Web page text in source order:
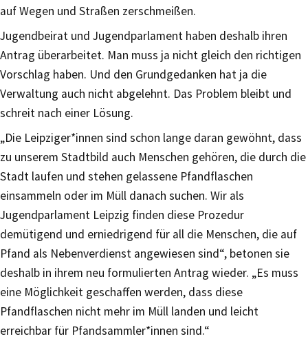
auf Wegen und Straßen zerschmeißen.
Jugendbeirat und Jugendparlament haben deshalb ihren
Antrag überarbeitet. Man muss ja nicht gleich den richtigen
Vorschlag haben. Und den Grundgedanken hat ja die
Verwaltung auch nicht abgelehnt. Das Problem bleibt und
schreit nach einer Lösung.
„Die Leipziger*innen sind schon lange daran gewöhnt, dass
zu unserem Stadtbild auch Menschen gehören, die durch die
Stadt laufen und stehen gelassene Pfandflaschen
einsammeln oder im Müll danach suchen. Wir als
Jugendparlament Leipzig finden diese Prozedur
demütigend und erniedrigend für all die Menschen, die auf
Pfand als Nebenverdienst angewiesen sind“, betonen sie
deshalb in ihrem neu formulierten Antrag wieder. „Es muss
eine Möglichkeit geschaffen werden, dass diese
Pfandflaschen nicht mehr im Müll landen und leicht
erreichbar für Pfandsammler*innen sind.“